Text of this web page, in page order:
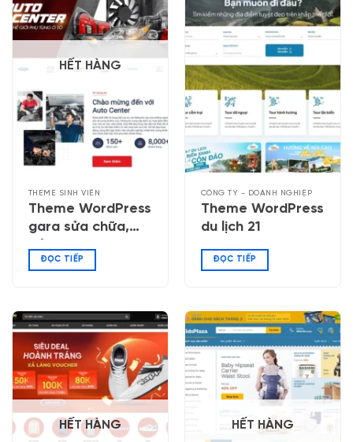
HẾT HÀNG
THEME SINH VIÊN
Theme WordPress
gara sửa chữa,
bảo dưỡng ô tô
ĐỌC TIẾP
CÔNG TY - DOANH NGHIỆP
Theme WordPress
du lịch 21
ĐỌC TIẾP
HẾT HÀNG HẾT HÀNG